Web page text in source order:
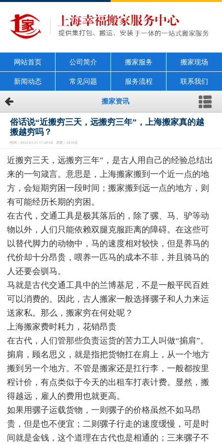
网站首页 公司简介 搬家服务 搬家现场
新闻动态 常见问题 服务流程 联系我们
搬家资讯
俗话说“近搬穷三天，远搬穷三年”，上海搬家真的越
搬越穷吗？
时间：2022-03-31 17:28:08 浏览：2816次
近搬穷三天，远搬穷三年”，是古人用自己的经验总结出
来的一句箴言。意思是，上海搬家搬到一个近一点的地
方，会短期穷困一段时间；搬家搬到远一点的地方，则
有可能经历长期的穷困。
在古代，交通工具是极其落后的，除了骡、马、驴等动
物以外，人们只能依赖双腿克服距离的障碍。在这些可
以替代脚力的动物中，马的速度相对较快，但是养马的
代价却十分昂贵，喂养一匹马的成本不菲，并且骑马的
人还要会驯马。
马就是古代交通工具中的兰博基尼，不是一般平民百姓
可以消费的。因此，古人搬家一般选择骡子和人力来运
送家私。那么，搬家穷在何处呢？
上海搬家费时耗力，花销昂贵
在古代，人们管那些负责运货的苦力工人叫做“掮肩”。
掮肩，顾名思义，就是指把货物扛在肩上，从一个地方
搬到另一个地方。不管是搬家还是扛行李，一般都按里
程计价，有点类似于今天的出租车打表计费。显然，搬
得越远，雇人的费用也就更高。
如果用骡子运载货物，一则骡子的价格虽然不如马昂
贵，但是也不便宜；二则骡子行走的速度缓慢，可是时
间就是金钱，这个道理在古代也是相通的；三来骡子不